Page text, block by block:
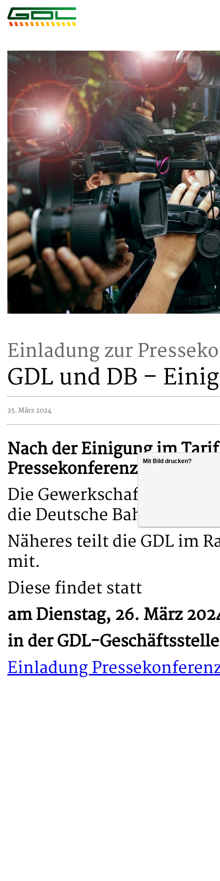
Einladung zur
GDL und DB –
25. März 2024
Nach der Einigung im
Pressekonferenz ein.
Die Gewerkschaft
die Deutsche Bahn haben
Näheres teilt die GDL im
mit.
Diese findet statt
am Dienstag, 26. März
in der GDL-
Einladung
Mit Bild drucken?